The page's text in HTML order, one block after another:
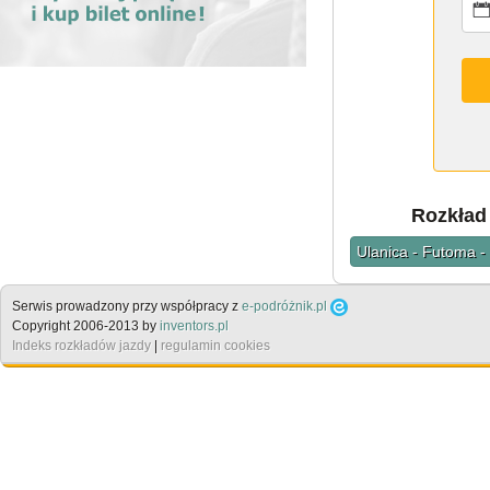
Ulanica - Futoma -
Serwis prowadzony przy współpracy z e-podróżnik.pl
Copyright 2006-2013 by inventors.pl
Indeks rozkładów jazdy | regulamin cookies